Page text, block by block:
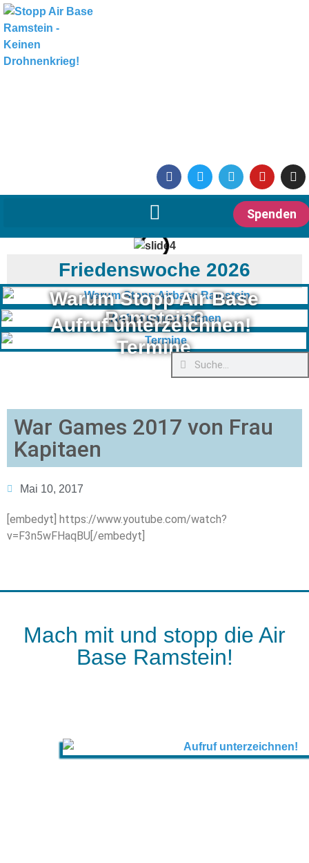
Spenden
Friedenswoche 2026
Warum Stopp Air Base
Ramstein?
Aufruf unterzeichnen!
Termine
War Games 2017 von Frau
Kapitaen
Mai 10, 2017
[embedyt] https://www.youtube.com/watch?
v=F3n5wFHaqBU[/embedyt]
Mach mit und stopp die Air
Base Ramstein!